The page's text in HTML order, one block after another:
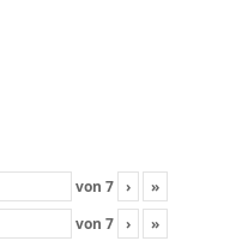
von 7 ›
»
von 7 ›
»